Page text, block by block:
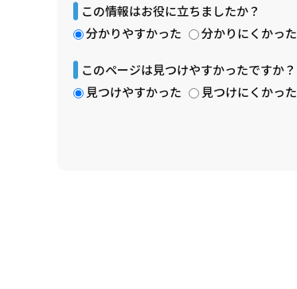
この情報はお役に立ちましたか？
分かりやすかった
分かりにくかった
このページは見つけやすかったですか？
見つけやすかった
見つけにくかった